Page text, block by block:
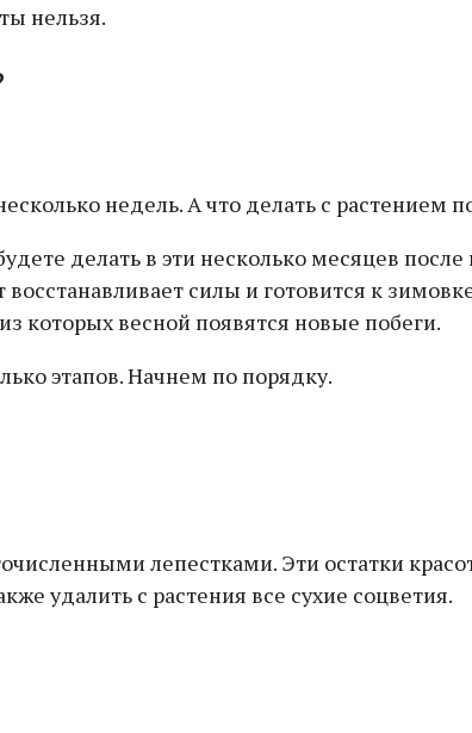
нельзя.
недель. А что делать с растением
делать в эти несколько месяцев
силы и готовится к
которых весной появятся новые побеги.
этапов. Начнем по порядку.
лепестками. Эти остатки
удалить с растения все сухие соцветия.